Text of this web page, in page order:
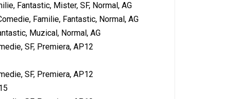
Fantastic, Mister, SF, Normal, AG
Familie, Fantastic, Normal, AG
Muzical, Normal, AG
SF, Premiera, AP12
SF, Premiera, AP12